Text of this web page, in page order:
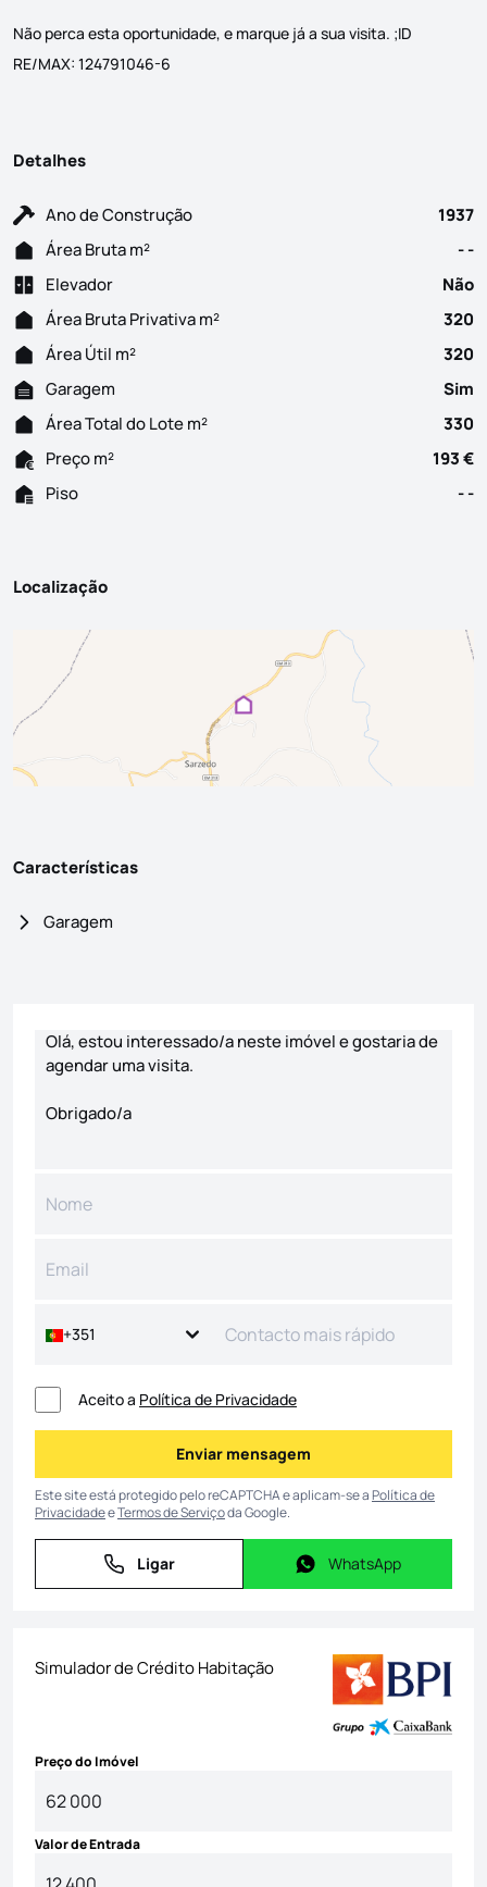
Não perca esta oportunidade, e marque já a sua visita. ;ID
RE/MAX: 124791046-6
Detalhes
Ano de Construção
1937
Área Bruta m²
- -
Elevador
Não
Área Bruta Privativa m²
320
Área Útil m²
320
Garagem
Sim
Área Total do Lote m²
330
Preço m²
193 €
Piso
- -
Localização
Características
Garagem
+351
Aceito a Política de Privacidade
Enviar mensagem
Enviar mensagem
Este site está protegido pelo reCAPTCHA e aplicam-se aPolítica de
PrivacidadeeTermos de Serviçoda Google.
Ligar
Ligar WhatsApp
WhatsApp
Simulador de Crédito Habitação
Preço do Imóvel
Valor de Entrada